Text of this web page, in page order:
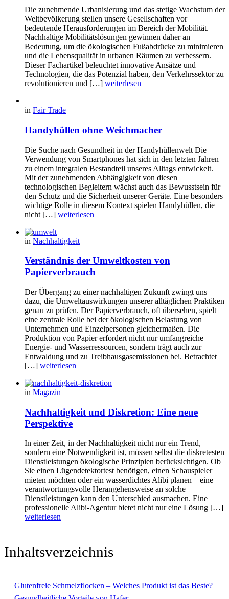
Die zunehmende Urbanisierung und das stetige Wachstum der
Weltbevölkerung stellen unsere Gesellschaften vor
bedeutende Herausforderungen im Bereich der Mobilität.
Nachhaltige Mobilitätslösungen gewinnen daher an
Bedeutung, um die ökologischen Fußabdrücke zu minimieren
und die Lebensqualität in urbanen Räumen zu verbessern.
Dieser Fachartikel beleuchtet innovative Ansätze und
Technologien, die das Potenzial haben, den Verkehrssektor zu
revolutionieren und […] weiterlesen
in Fair Trade
Handyhüllen ohne Weichmacher
Die Suche nach Gesundheit in der Handyhüllenwelt Die
Verwendung von Smartphones hat sich in den letzten Jahren
zu einem integralen Bestandteil unseres Alltags entwickelt.
Mit der zunehmenden Abhängigkeit von diesen
technologischen Begleitern wächst auch das Bewusstsein für
den Schutz und die Sicherheit unserer Geräte. Eine besonders
wichtige Rolle in diesem Kontext spielen Handyhüllen, die
nicht […] weiterlesen
in Nachhaltigkeit
Verständnis der Umweltkosten von
Papierverbrauch
Der Übergang zu einer nachhaltigen Zukunft zwingt uns
dazu, die Umweltauswirkungen unserer alltäglichen Praktiken
genau zu prüfen. Der Papierverbrauch, oft übersehen, spielt
eine zentrale Rolle bei der ökologischen Belastung von
Unternehmen und Einzelpersonen gleichermaßen. Die
Produktion von Papier erfordert nicht nur umfangreiche
Energie- und Wasserressourcen, sondern trägt auch zur
Entwaldung und zu Treibhausgasemissionen bei. Betrachtet
[…] weiterlesen
in Magazin
Nachhaltigkeit und Diskretion: Eine neue
Perspektive
In einer Zeit, in der Nachhaltigkeit nicht nur ein Trend,
sondern eine Notwendigkeit ist, müssen selbst die diskretesten
Dienstleistungen ökologische Prinzipien berücksichtigen. Ob
Sie einen Lügendetektortest benötigen, einen Schauspieler
mieten möchten oder ein wasserdichtes Alibi planen – eine
verantwortungsvolle Herangehensweise an solche
Dienstleistungen kann den Unterschied ausmachen. Eine
professionelle Alibi-Agentur bietet nicht nur eine Lösung […]
weiterlesen
Inhaltsverzeichnis
Glutenfreie Schmelzflocken – Welches Produkt ist das Beste?